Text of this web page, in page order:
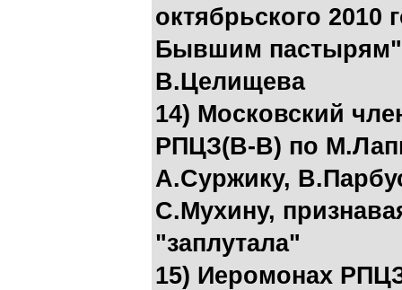
октябрьского
Бывшим пастырям"
В.Целищева
14) Московский
РПЦЗ(В-В) по
А.Суржику,
С.Мухину,
"заплутала"
15) Иеромонах